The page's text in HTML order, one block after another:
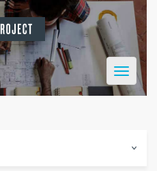
Toggle